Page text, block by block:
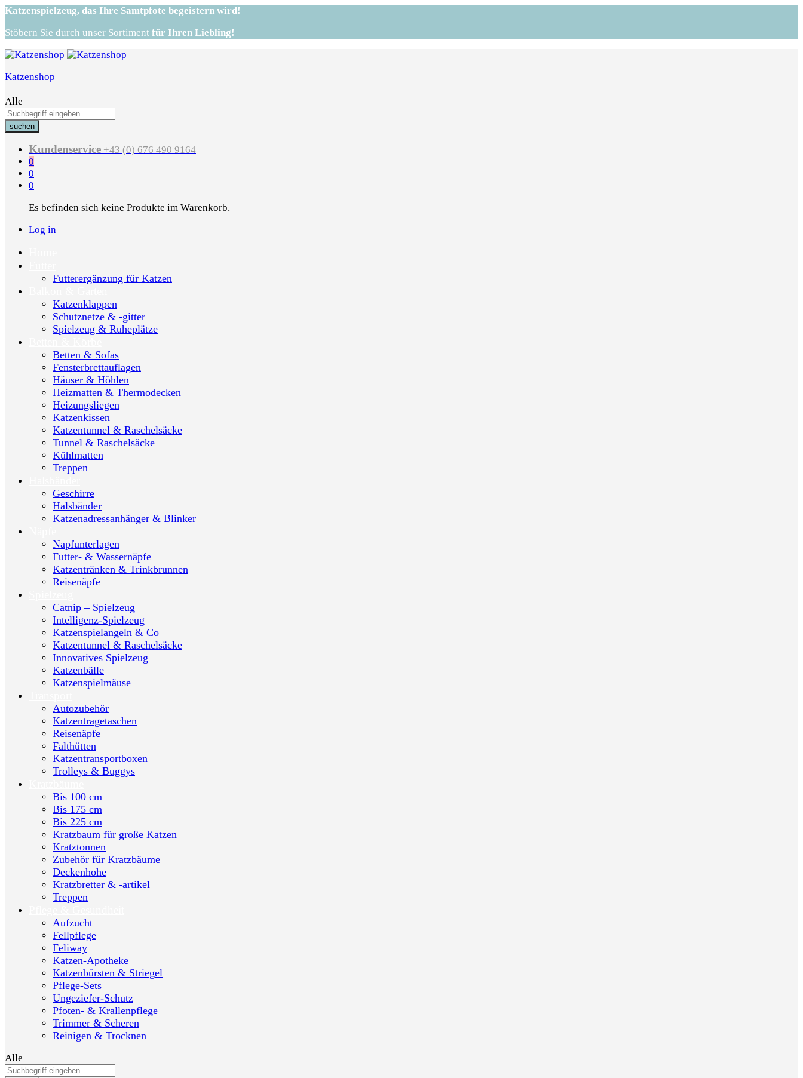
Katzenspielzeug, das Ihre Samtpfote begeistern wird!
Stöbern Sie durch unser Sortiment für Ihren Liebling!
Katzenshop
Alle
suchen
Kundenservice +43 (0) 676 490 9164
0
0
0
Es befinden sich keine Produkte im Warenkorb.
Log in
Futterergänzung für Katzen
Katzenklappen
Schutznetze & -gitter
Spielzeug & Ruheplätze
Betten & Sofas
Fensterbrettauflagen
Häuser & Höhlen
Heizmatten & Thermodecken
Heizungsliegen
Katzenkissen
Katzentunnel & Raschelsäcke
Tunnel & Raschelsäcke
Kühlmatten
Treppen
Geschirre
Halsbänder
Katzenadressanhänger & Blinker
Napfunterlagen
Futter- & Wassernäpfe
Katzentränken & Trinkbrunnen
Reisenäpfe
Catnip – Spielzeug
Intelligenz-Spielzeug
Katzenspielangeln & Co
Katzentunnel & Raschelsäcke
Innovatives Spielzeug
Katzenbälle
Katzenspielmäuse
Autozubehör
Katzentragetaschen
Reisenäpfe
Falthütten
Katzentransportboxen
Trolleys & Buggys
Bis 100 cm
Bis 175 cm
Bis 225 cm
Kratzbaum für große Katzen
Kratztonnen
Zubehör für Kratzbäume
Deckenhohe
Kratzbretter & -artikel
Treppen
Aufzucht
Fellpflege
Feliway
Katzen-Apotheke
Katzenbürsten & Striegel
Pflege-Sets
Ungeziefer-Schutz
Pfoten- & Krallenpflege
Trimmer & Scheren
Reinigen & Trocknen
Alle